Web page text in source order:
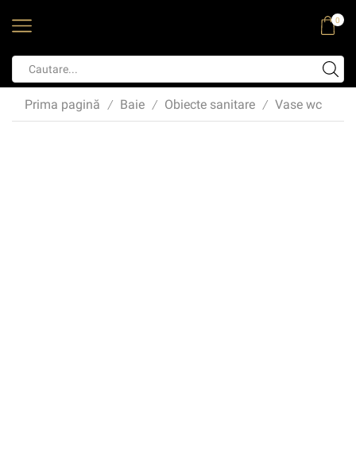
0
Prima pagină / Baie / Obiecte sanitare / Vase wc